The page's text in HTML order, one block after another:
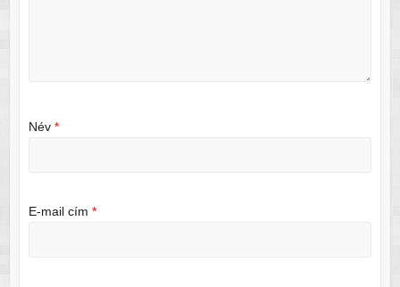
Név *
E-mail cím *